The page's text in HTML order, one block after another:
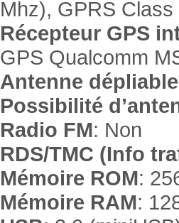
Mhz), GPRS
Récepteur GPS
GPS Qualcomm
Antenne dépliable
Possibilité
Radio FM: Non
RDS/TMC (Info
Mémoire ROM:
Mémoire RAM: